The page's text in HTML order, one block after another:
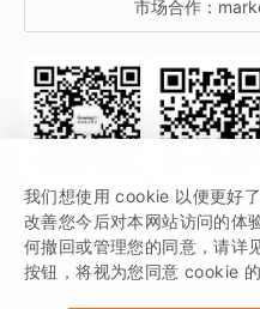
开发者文档
SDK 文档
场景指南
行业活动
市场合作：
关注公众号 获取更多干货
GrowingIO 是专注于数据智能分
我们想使用 cookie 以便更好
改善您今后对本网站访问的体
何撤回或管理您的同意，请详
按钮，将视为您同意 cookie 的